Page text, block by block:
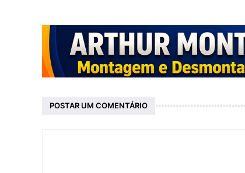
POSTAR UM COMENTÁRIO